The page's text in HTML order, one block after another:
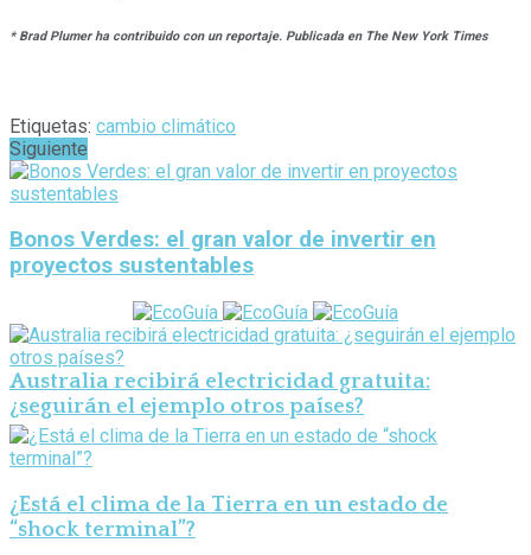
* Brad Plumer ha contribuido con un reportaje. Publicada en The New York Times
Etiquetas: cambio climático
Siguiente
Bonos Verdes: el gran valor de invertir en
proyectos sustentables
Australia recibirá electricidad gratuita:
¿seguirán el ejemplo otros países?
¿Está el clima de la Tierra en un estado de
“shock terminal”?